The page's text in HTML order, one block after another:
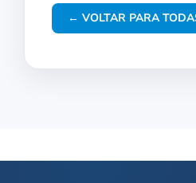
← VOLTAR PARA